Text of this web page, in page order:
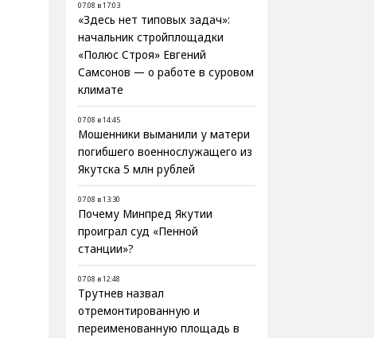
07.08 в 17:03
«Здесь нет типовых задач»:
начальник стройплощадки
«Полюс Строя» Евгений
Самсонов — о работе в суровом
климате
07.08 в 14:45
Мошенники выманили у матери
погибшего военнослужащего из
Якутска 5 млн рублей
07.08 в 13:30
Почему Минпред Якутии
проиграл суд «Пенной
станции»?
07.08 в 12:48
Трутнев назвал
отремонтированную и
переименованную площадь в